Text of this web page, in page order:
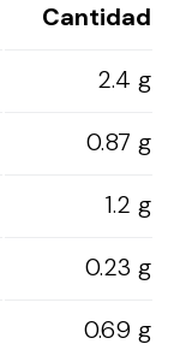
Cantidad
2.4 g
0.87 g
1.2 g
0.23 g
0.69 g